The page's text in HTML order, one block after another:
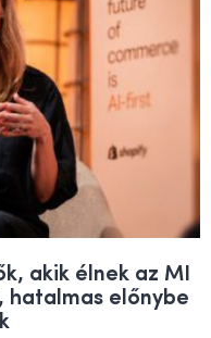
akik élnek az MI
előnybe